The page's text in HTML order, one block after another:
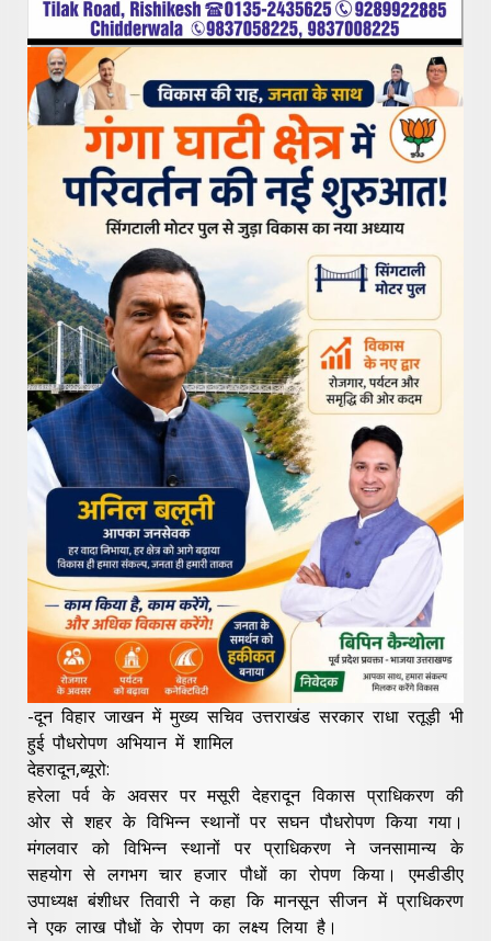
-दून विहार जाखन में मुख्य सचिव उत्तराखंड सरकार राधा रतूड़ी भी
हुई पौधरोपण अभियान में शामिल
देहरादून,ब्यूरो:
हरेला पर्व के अवसर पर मसूरी देहरादून विकास प्राधिकरण की
ओर से शहर के विभिन्न स्थानों पर सघन पौधरोपण किया गया।
मंगलवार को विभिन्न स्थानों पर प्राधिकरण ने जनसामान्य के
सहयोग से लगभग चार हजार पौधों का रोपण किया। एमडीडीए
उपाध्यक्ष बंशीधर तिवारी ने कहा कि मानसून सीजन में प्राधिकरण
ने एक लाख पौधों के रोपण का लक्ष्य लिया है।